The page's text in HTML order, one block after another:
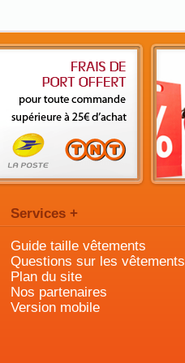
Services +
Guide taille vêtements
Questions sur les vêtements
Plan du site
Nos partenaires
Version mobile